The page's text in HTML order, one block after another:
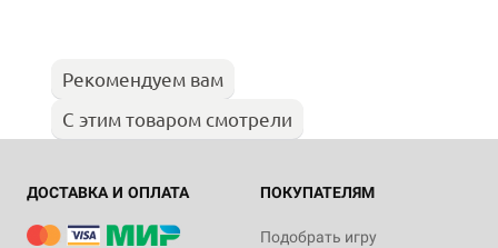
Рекомендуем вам
С этим товаром смотрели
ДОСТАВКА И ОПЛАТА ПОКУПАТЕЛЯМ
Подобрать игру